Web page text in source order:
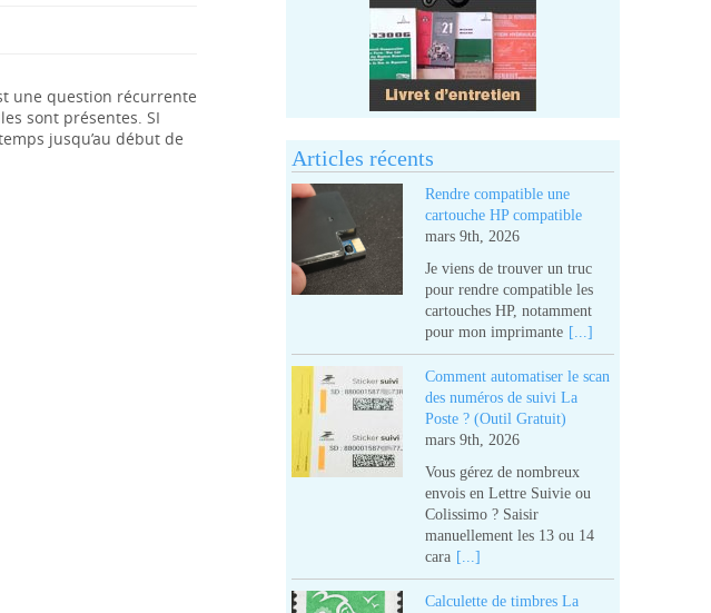
une question récurrente
sont présentes. SI
jusqu’au début de
Articles récents
Rendre compatible une
cartouche HP compatible
mars 9th, 2026
Je viens de trouver un truc
pour rendre compatible les
cartouches HP, notamment
pour mon imprimante [...]
Comment automatiser le scan
des numéros de suivi La
Poste ? (Outil Gratuit)
mars 9th, 2026
Vous gérez de nombreux
envois en Lettre Suivie ou
Colissimo ? Saisir
manuellement les 13 ou 14
cara [...]
Calculette de timbres La